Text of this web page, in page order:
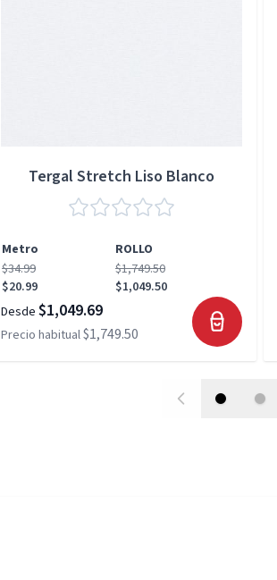
Tergal Stretch Liso Blanco
Metro
ROLLO
$34.99
$20.99
$1,749.50
$1,049.50
Desde $1,049.69
Precio habitual$1,749.50